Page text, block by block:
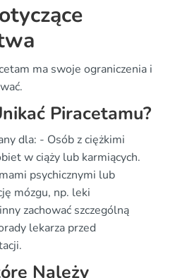
ma swoje ograniczenia i
Piracetamu?
dla: - Osób z ciężkimi
w ciąży lub karmiących.
psychicznymi lub
mózgu, np. leki
zachować szczególną
lekarza przed
Należy